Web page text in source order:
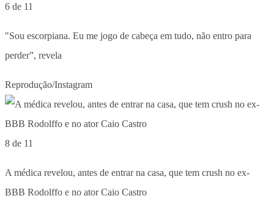
6 de 11
"Sou escorpiana. Eu me jogo de cabeça em tudo, não entro para
perder”, revela
Reprodução/Instagram
8 de 11
A médica revelou, antes de entrar na casa, que tem crush no ex-
BBB Rodolffo e no ator Caio Castro